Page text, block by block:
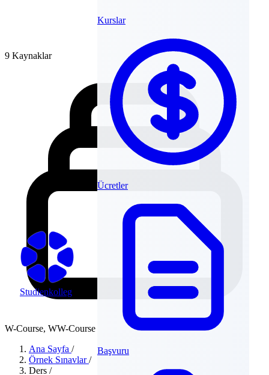
Studienkolleg
Kurslar
Ücretler
Başvuru
9 Kaynaklar
W-Course, WW-Course
Ana Sayfa /
Örnek Sınavlar/
Ders /